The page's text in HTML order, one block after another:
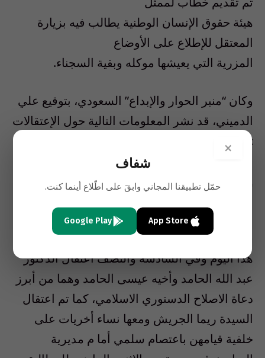
هيئة حقوق الإنسان الوطنية يطالب فيه بزيارة
المعتقل للإطلاع على الأوضاع
المزرية التي يعيشها موكله وبقية السجناء.
وكان “منبر الحوار والإبداع” السعودي، بتوقيع علي
الدميني، قد نشر المعلومات التالية حول الإعتقالات
:
إعتقال د. عبد الله الحامد، و عيسى الحامد و ريما
في خبر مؤكد تلقيناه من مصادر موثوقة تم صباح
هذا اليوم وفي السادسة والنصف اعتقال الدكتور
عبد الله الحامد وأخيه عيسى الحامد وهما من أبرز
دعاة الاصلاح الدستوري الاسلامي، كما تم اعتقال
السيدة ريما الجريش ومعها نساء أخريات على
خلفية قيامهن باعتصام سلمي أما م مديرية
×
شفاف
حمّل تطبيقنا المجاني وابقَ على اطّلاع أينما كنت.
App Store
Google Play